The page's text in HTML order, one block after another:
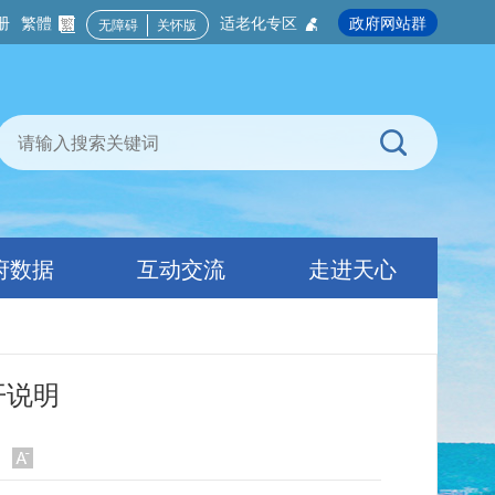
繁體 无障碍 关怀版 适老化专区 政府网站群
数据 互动交流 走进天心
明